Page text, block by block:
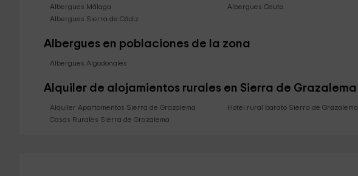
Albergues Málaga Albergues Ceuta
Albergues Sierra de Cádiz
Albergues en poblaciones de la zona
Albergues Algodonales
Alquiler de alojamientos rurales en Sierra de Grazalema
Alquiler Apartamentos Sierra de Grazalema Hotel rural barato Sierra de Grazalema
Casas Rurales Sierra de Grazalema